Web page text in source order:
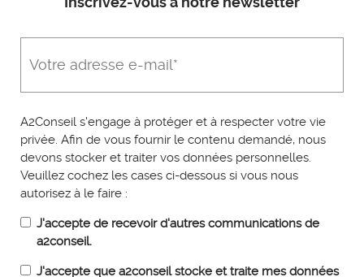
A2Conseil s'engage à protéger et à respecter votre vie
privée. Afin de vous fournir le contenu demandé, nous
devons stocker et traiter vos données personnelles.
Veuillez cochez les cases ci-dessous si vous nous
autorisez à le faire :
J'accepte de recevoir d'autres communications de
a2conseil.
J'accepte que a2conseil stocke et traite mes données